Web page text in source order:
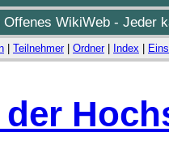
WikiWeb - Jeder
Teilnehmer| Ordner| Index
der